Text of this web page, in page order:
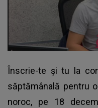
Înscrie-te și tu la
săptămânală pentru
noroc, pe 18